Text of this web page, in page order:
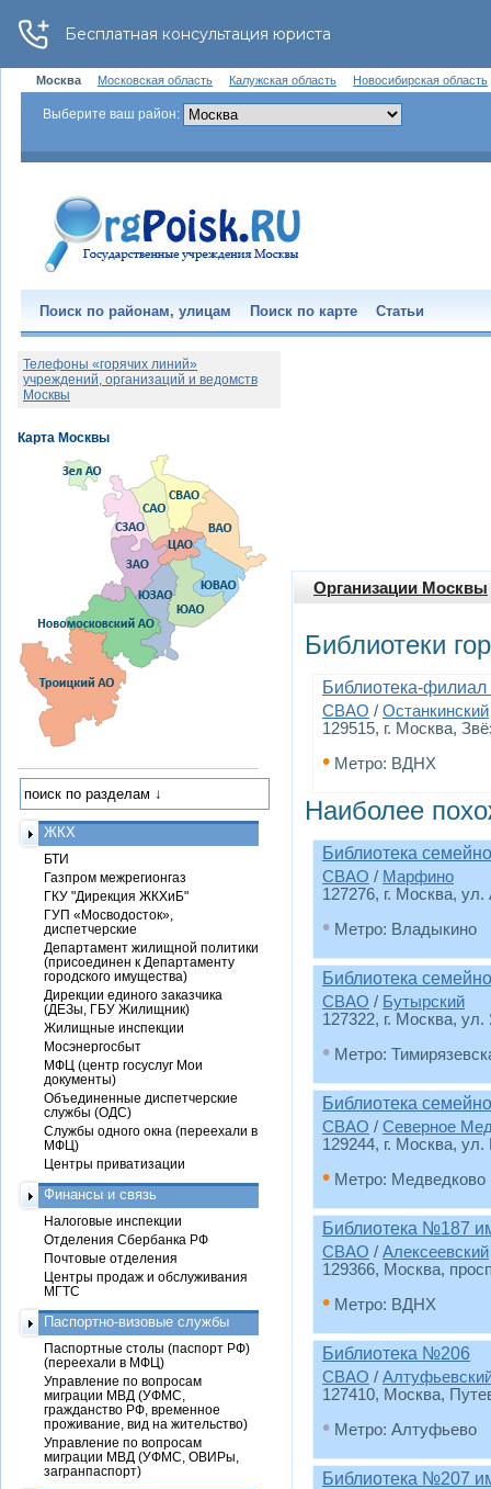
Москва Московская область Калужская область Новосибирская область
Выберите ваш район:
Поиск по районам, улицам Поиск по карте Статьи
Организации Москвы
Библиотеки
Библиотека-
СВАО / Останкинский
129515, г. Москва,
• Метро: ВДНХ
Наиболее
Библиотека
СВАО / Марфино
127276, г. Москва,
• Метро: Владыкино
Библиотека
СВАО / Бутырский
127322, г. Москва,
• Метро:
Библиотека
СВАО / Северное
129244, г. Москва,
• Метро: Медведково
Библиотека №187
СВАО / Алексеевский
129366, Москва,
• Метро: ВДНХ
Библиотека №206
СВАО /
127410, Москва,
• Метро: Алтуфьево
Библиотека №207
Телефоны «горячих линий»
учреждений, организаций и ведомств
Москвы
ЖКХ
БТИ
Газпром межрегионгаз
ГКУ "Дирекция ЖКХиБ"
ГУП «Мосводосток»,
диспетчерские
Департамент жилищной политики
(присоединен к Департаменту
городского имущества)
Дирекции единого заказчика
(ДЕЗы, ГБУ Жилищник)
Жилищные инспекции
Мосэнергосбыт
МФЦ (центр госуслуг Мои
документы)
Объединенные диспетчерские
службы (ОДС)
Службы одного окна (переехали в
МФЦ)
Центры приватизации
Финансы и связь
Налоговые инспекции
Отделения Сбербанка РФ
Почтовые отделения
Центры продаж и обслуживания
МГТС
Паспортно-визовые службы
Паспортные столы (паспорт РФ)
(переехали в МФЦ)
Управление по вопросам
миграции МВД (УФМС,
гражданство РФ, временное
проживание, вид на жительство)
Управление по вопросам
миграции МВД (УФМС, ОВИРы,
загранпаспорт)